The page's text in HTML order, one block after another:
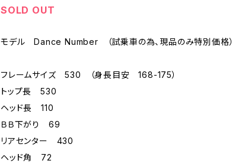
SOLD OUT
モデル Dance Number （試乗車の為、現品のみ特別価格）
フレームサイズ 530 （身長目安 168-175）
トップ長 530
ヘッド長 110
ＢＢ下がり 69
リアセンター 430
ヘッド角 72